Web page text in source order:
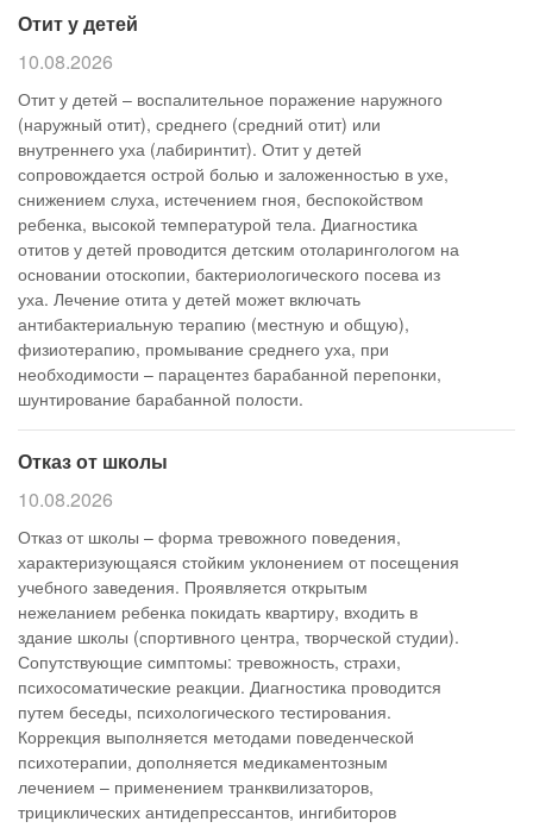
Отит у детей
10.08.2026
Отит у детей – воспалительное поражение наружного
(наружный отит), среднего (средний отит) или
внутреннего уха (лабиринтит). Отит у детей
сопровождается острой болью и заложенностью в ухе,
снижением слуха, истечением гноя, беспокойством
ребенка, высокой температурой тела. Диагностика
отитов у детей проводится детским отоларингологом на
основании отоскопии, бактериологического посева из
уха. Лечение отита у детей может включать
антибактериальную терапию (местную и общую),
физиотерапию, промывание среднего уха, при
необходимости – парацентез барабанной перепонки,
шунтирование барабанной полости.
Отказ от школы
10.08.2026
Отказ от школы – форма тревожного поведения,
характеризующаяся стойким уклонением от посещения
учебного заведения. Проявляется открытым
нежеланием ребенка покидать квартиру, входить в
здание школы (спортивного центра, творческой студии).
Сопутствующие симптомы: тревожность, страхи,
психосоматические реакции. Диагностика проводится
путем беседы, психологического тестирования.
Коррекция выполняется методами поведенческой
психотерапии, дополняется медикаментозным
лечением – применением транквилизаторов,
трициклических антидепрессантов, ингибиторов